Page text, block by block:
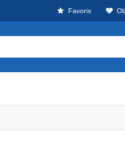
Favoris